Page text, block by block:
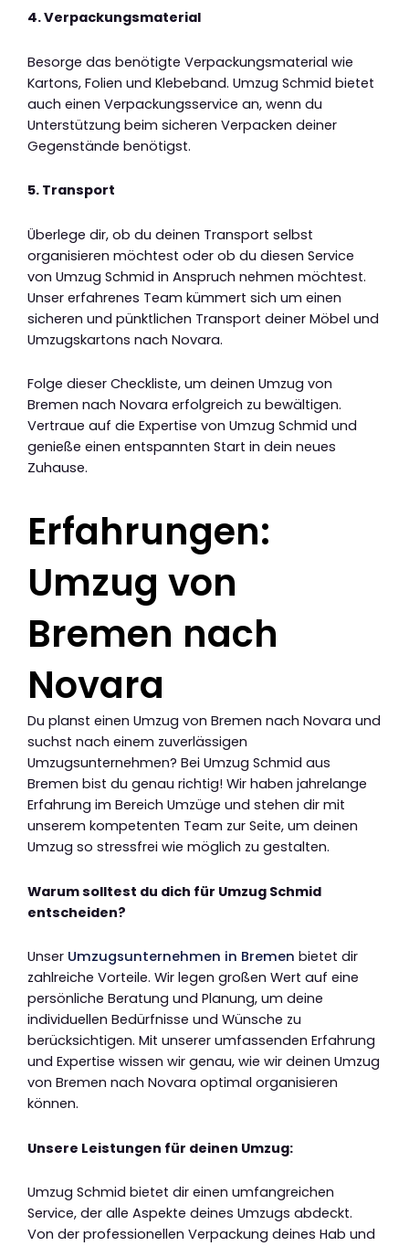
4. Verpackungsmaterial
Besorge das benötigte Verpackungsmaterial wie
Kartons, Folien und Klebeband. Umzug Schmid bietet
auch einen Verpackungsservice an, wenn du
Unterstützung beim sicheren Verpacken deiner
Gegenstände benötigst.
5. Transport
Überlege dir, ob du deinen Transport selbst
organisieren möchtest oder ob du diesen Service
von Umzug Schmid in Anspruch nehmen möchtest.
Unser erfahrenes Team kümmert sich um einen
sicheren und pünktlichen Transport deiner Möbel und
Umzugskartons nach Novara.
Folge dieser Checkliste, um deinen Umzug von
Bremen nach Novara erfolgreich zu bewältigen.
Vertraue auf die Expertise von Umzug Schmid und
genieße einen entspannten Start in dein neues
Zuhause.
Erfahrungen:
Umzug von
Bremen nach
Novara
Du planst einen Umzug von Bremen nach Novara und
suchst nach einem zuverlässigen
Umzugsunternehmen? Bei Umzug Schmid aus
Bremen bist du genau richtig! Wir haben jahrelange
Erfahrung im Bereich Umzüge und stehen dir mit
unserem kompetenten Team zur Seite, um deinen
Umzug so stressfrei wie möglich zu gestalten.
Warum solltest du dich für Umzug Schmid
entscheiden?
Unser Umzugsunternehmen in Bremen bietet dir
zahlreiche Vorteile. Wir legen großen Wert auf eine
persönliche Beratung und Planung, um deine
individuellen Bedürfnisse und Wünsche zu
berücksichtigen. Mit unserer umfassenden Erfahrung
und Expertise wissen wir genau, wie wir deinen Umzug
von Bremen nach Novara optimal organisieren
können.
Unsere Leistungen für deinen Umzug:
Umzug Schmid bietet dir einen umfangreichen
Service, der alle Aspekte deines Umzugs abdeckt.
Von der professionellen Verpackung deines Hab und